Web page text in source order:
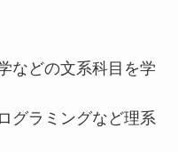
などの文系科目を学
グラミングなど理系